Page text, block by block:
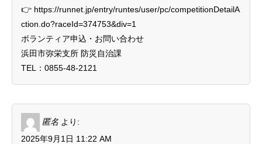
👉 https://runnet.jp/entry/runtes/user/pc/competitionDetailA
ction.do?raceId=374753&div=1
ボランティア申込・お問い合わせ
浜田市弥栄支所 防災自治課
TEL：0855-48-2121
匿名 より:
2025年9月1日 11:22 AM